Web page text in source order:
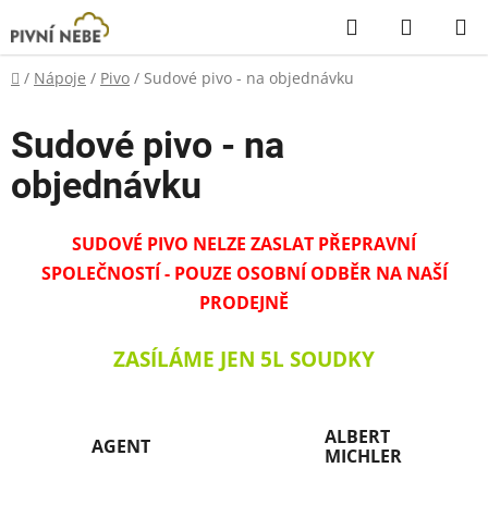
na
obsah
Hledat
KOŠÍK
Domů
/ Nápoje / Pivo / Sudové pivo - na objednávku
Sudové pivo - na
objednávku
SUDOVÉ PIVO NELZE ZASLAT PŘEPRAVNÍ
SPOLEČNOSTÍ - POUZE OSOBNÍ ODBĚR NA NAŠÍ
PRODEJNĚ
ZASÍLÁME JEN 5L SOUDKY
AGENT
ALBERT
MICHLER